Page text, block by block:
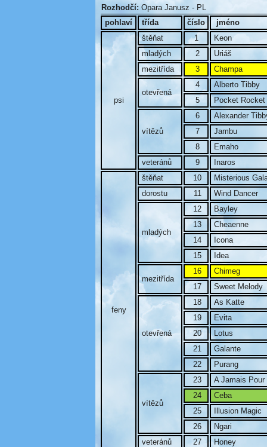
Rozhodčí: Opara Janusz - PL
pohlaví
třída číslo jméno
psi
štěňat 1
Keon
mladých
2
Uriáš
mezitřída
3 Champa
otevřená
4
Alberto Tibby
5
Pocket Rocket
vítězů
6
Alexander
7
Jambu
8
Emaho
veteránů
9 Inaros
feny
štěňat 10
Misterious
dorostu
11 Wind Dancer
mladých
12
Bayley
13
Cheaenne
14
Icona
15
Idea
mezitřída
16
Chimeg
17
Sweet Melody
otevřená
18
As Katte
19
Evita
20
Lotus
21
Galante
22
Purang
vítězů
23
A Jamais Pour
24
Ceba
25
Illusion Magic
26
Ngari
veteránů
27
Honey